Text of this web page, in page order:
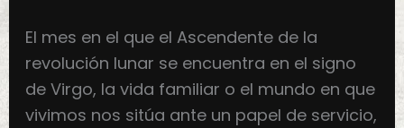
El mes en el que el Ascendente de la
revolución lunar se encuentra en el signo
de Virgo, la vida familiar o el mundo en que
vivimos nos sitúa ante un papel de servicio,